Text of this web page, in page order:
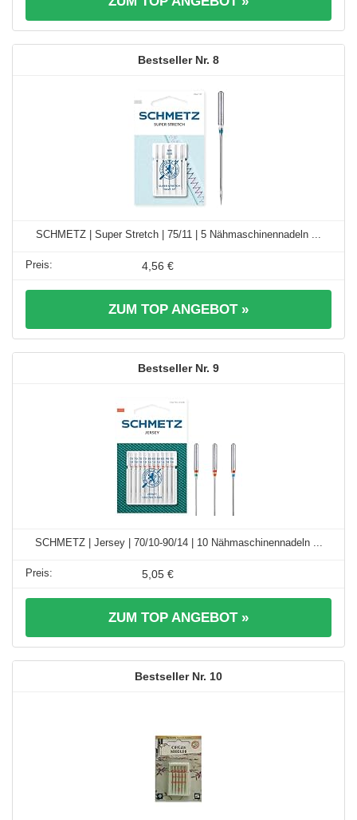
8
SCHMETZ | Super Stretch | 75/11 | 5 Nähmaschinennadeln ...
4,56 €
ZUM TOP ANGEBOT »
9
SCHMETZ | Jersey | 70/10-90/14 | 10 Nähmaschinennadeln ...
5,05 €
ZUM TOP ANGEBOT »
10